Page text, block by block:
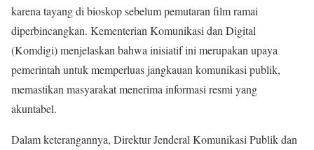
karena tayang di bioskop sebelum pemutaran film ramai
diperbincangkan. Kementerian Komunikasi dan Digital
(Komdigi) menjelaskan bahwa inisiatif ini merupakan upaya
pemerintah untuk memperluas jangkauan komunikasi publik,
memastikan masyarakat menerima informasi resmi yang
akuntabel.
Dalam keterangannya, Direktur Jenderal Komunikasi Publik dan